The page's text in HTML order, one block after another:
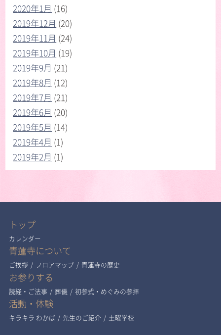
2020年1月 (16)
2019年12月 (20)
2019年11月 (24)
2019年10月 (19)
2019年9月 (21)
2019年8月 (12)
2019年7月 (21)
2019年6月 (20)
2019年5月 (14)
2019年4月 (1)
2019年2月 (1)
トップ
カレンダー
青蓮寺について
ご挨拶 / フロアマップ / 青蓮寺の歴史
お参りする
読経・ご法事 / 葬儀 / 初参式・めぐみの参拝
活動・体験
キラキラ わかば / 先生のご紹介 / 土曜学校